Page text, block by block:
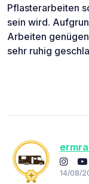
Pflasterarbeiten
sein wird.
Arbeiten
sehr ruhig
14/08/